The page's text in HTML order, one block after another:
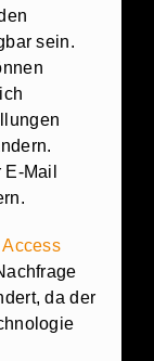
sein.
Mail
da der